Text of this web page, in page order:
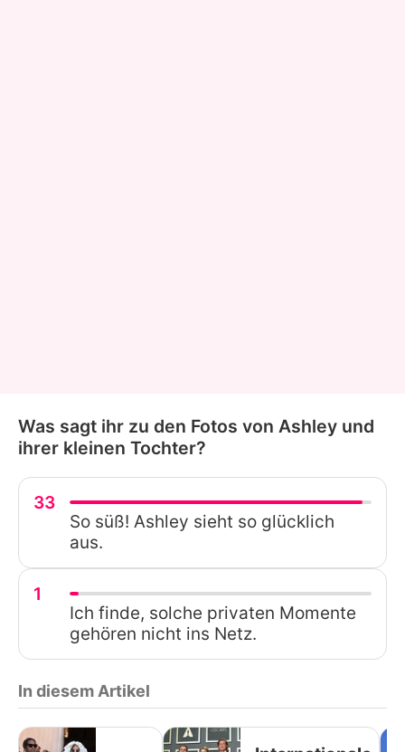
Was sagt ihr zu den Fotos von Ashley und
ihrer kleinen Tochter?
33
So süß! Ashley sieht so glücklich
aus.
1
Ich finde, solche privaten Momente
gehören nicht ins Netz.
In diesem Artikel